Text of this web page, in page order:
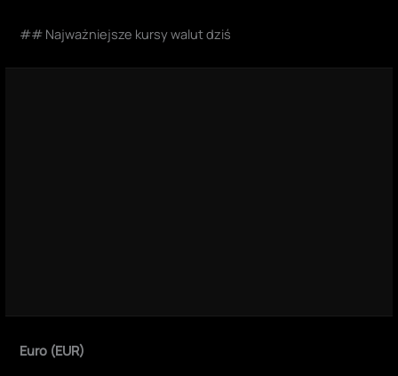
## Najważniejsze kursy walut dziś
Euro (EUR)